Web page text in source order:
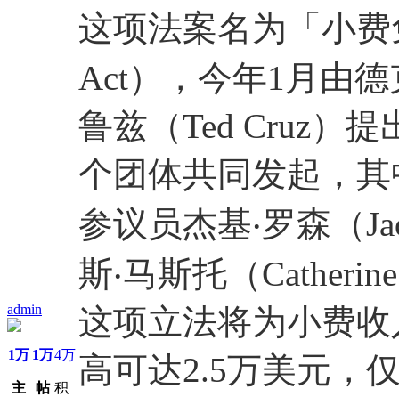
admin
1万
主
1万
帖
4万
积
这项法案名为「小费
Act），今年1月由
鲁兹（Ted Cruz）
个团体共同发起，
参议员杰基‧罗森（
斯‧马斯托（
这项立法将为小费
高可达2.5万美元，